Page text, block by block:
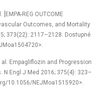
REG OUTCOME
Outcomes, and Mortality
373(22): 2117–2128. Dostupné
Empagliflozin and Progression
N Engl J Med 2016; 375(4): 323–
10.1056/NEJMoa1515920>.